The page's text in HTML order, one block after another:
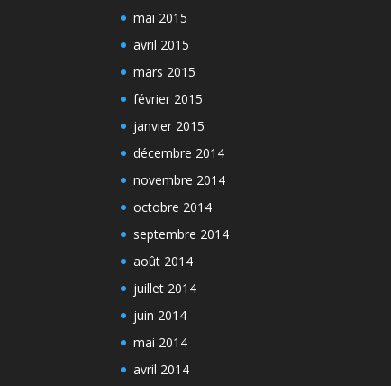
mai 2015
avril 2015
mars 2015
février 2015
janvier 2015
décembre 2014
novembre 2014
octobre 2014
septembre 2014
août 2014
juillet 2014
juin 2014
mai 2014
avril 2014